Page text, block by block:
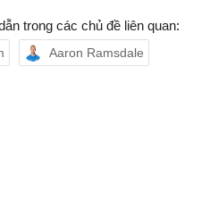
trong các chủ đề liên quan:
Aaron Ramsdale